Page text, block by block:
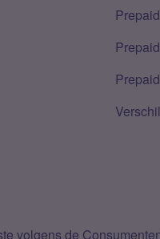
volgens de